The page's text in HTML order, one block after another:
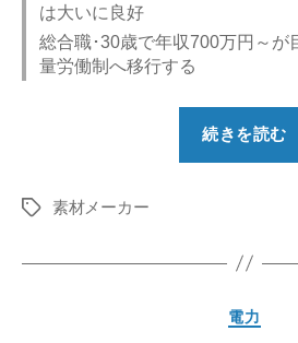
は大いに良好
総合職･30歳で年収700万円～が
量労働制へ移行する
続きを読む
タ
素材メーカー
カ
電力